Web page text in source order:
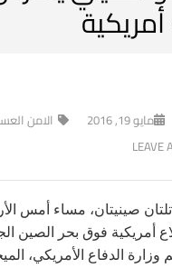
مايو 19, 2016
الامن
LEAVE
صينيتان، مساء أمس
أمريكية فوق بحر الصين
وزارة الدفاع الأمريكي،